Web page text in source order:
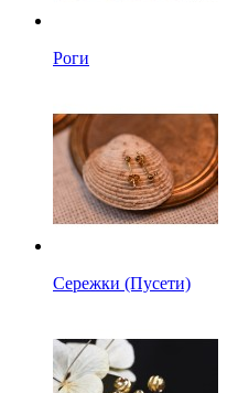
Роги
Сережки (Пусети)